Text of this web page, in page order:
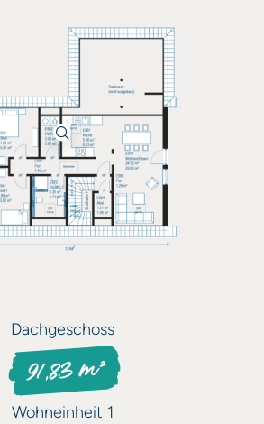
Dachgeschoss
91,83 m²
Wohneinheit 1